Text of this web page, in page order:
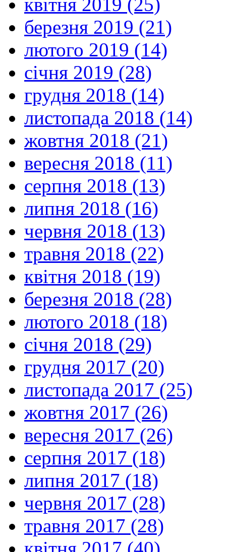
березня 2019 (21)
лютого 2019 (14)
січня 2019 (28)
грудня 2018 (14)
листопада 2018 (14)
жовтня 2018 (21)
вересня 2018 (11)
серпня 2018 (13)
липня 2018 (16)
червня 2018 (13)
травня 2018 (22)
квітня 2018 (19)
березня 2018 (28)
лютого 2018 (18)
січня 2018 (29)
грудня 2017 (20)
листопада 2017 (25)
жовтня 2017 (26)
вересня 2017 (26)
серпня 2017 (18)
липня 2017 (18)
червня 2017 (28)
травня 2017 (28)